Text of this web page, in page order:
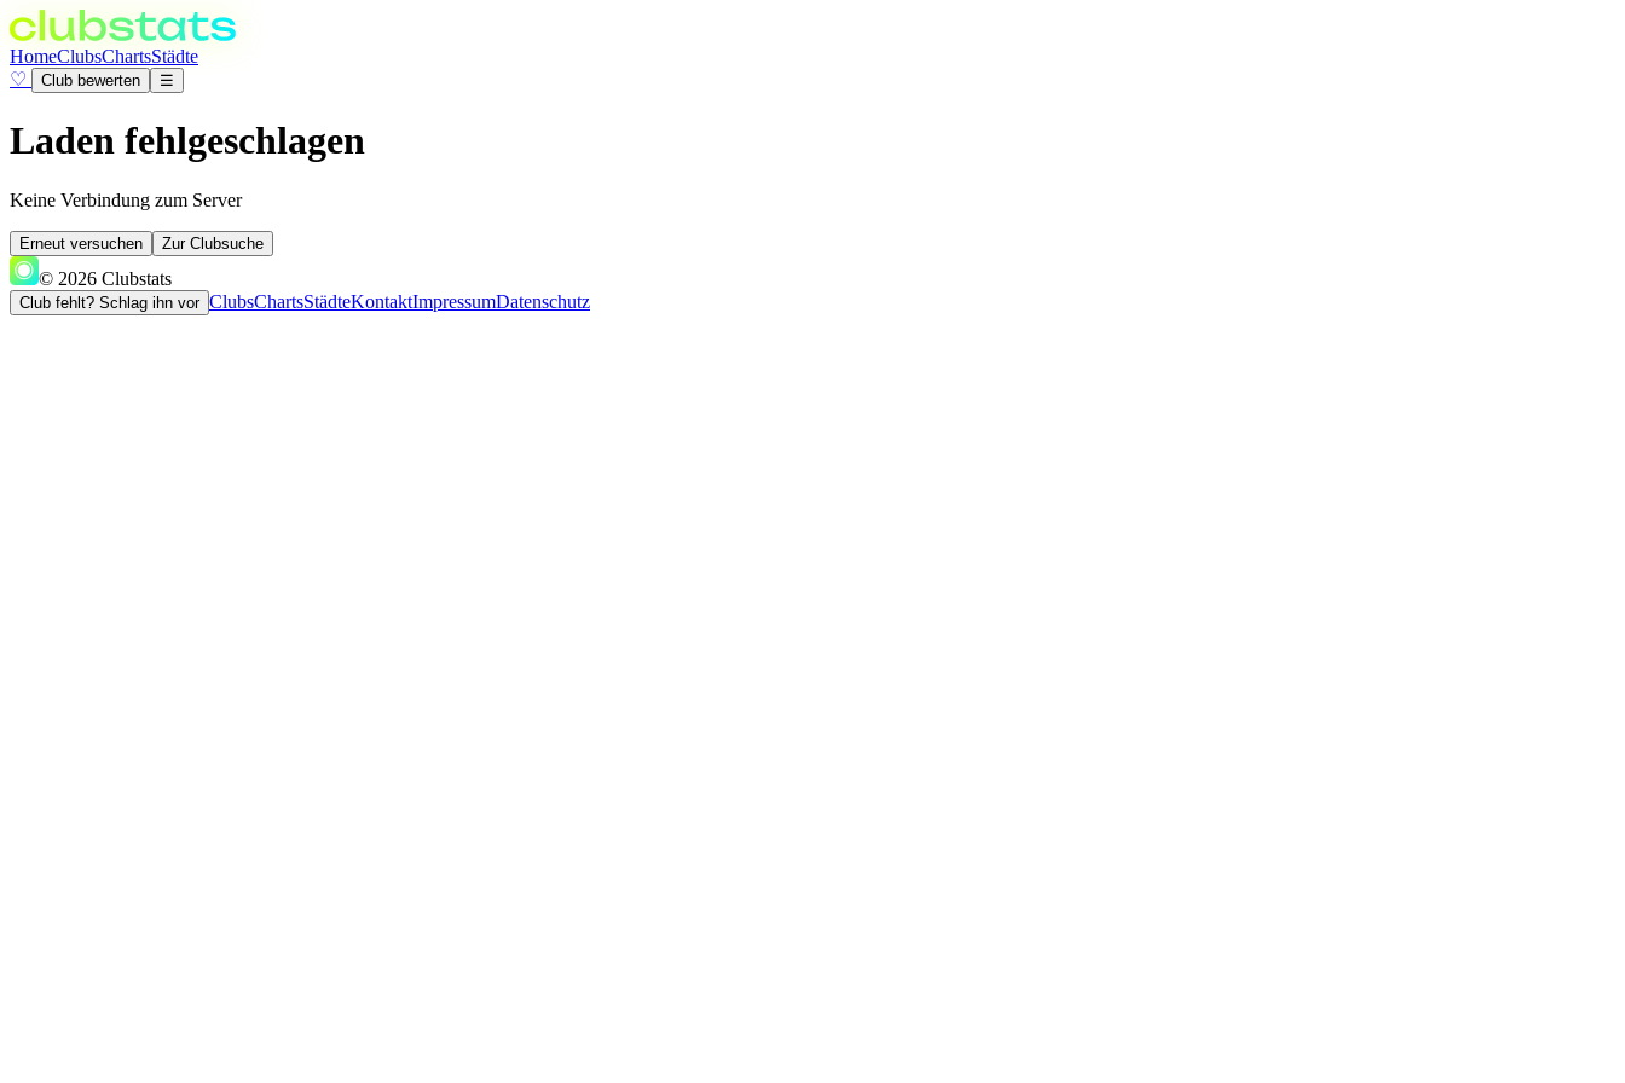
HomeClubsChartsStädte
♡
Club bewerten ☰
Laden fehlgeschlagen
Keine Verbindung zum Server
Erneut versuchen Zur Clubsuche
© 2026 Clubstats
Club fehlt? Schlag ihn vor ClubsChartsStädteKontaktImpressumDatenschutz